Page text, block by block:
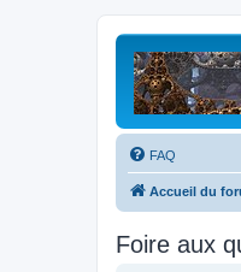
FAQ
Accueil du
Foire aux